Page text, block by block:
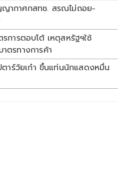
สทช. สรณไม่ถอย-
รการตอบโต้ เหตุสหรัฐฯใช้
ตรทางการค้า
าร์วัยเก๋า ขึ้นแท่นนักแสดงหมื่น